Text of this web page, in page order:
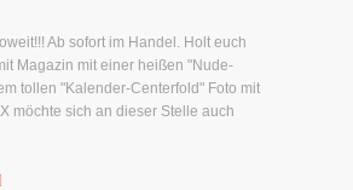
Ab sofort im Handel. Holt euch
Magazin mit einer heißen "Nude-
tollen "Kalender-Centerfold" Foto mit
möchte sich an dieser Stelle auch